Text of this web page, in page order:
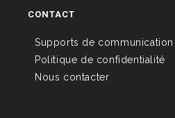
CONTACT
Supports de communication
Politique de confidentialité
Nous contacter